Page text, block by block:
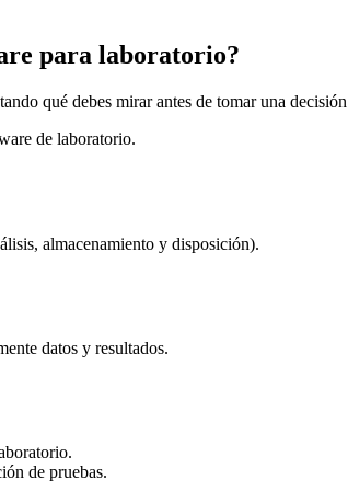
para laboratorio?
qué debes mirar antes de tomar una
de laboratorio.
almacenamiento y disposición).
datos y resultados.
de pruebas.